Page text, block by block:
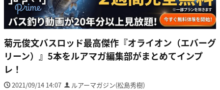
菊元俊文バスロッド最高傑作『オライオン（エバーグ
リーン）』5本をルアマガ編集部がまとめてインプ
レ！
2021/09/14 14:07 ルアーマガジン(松島秀樹)